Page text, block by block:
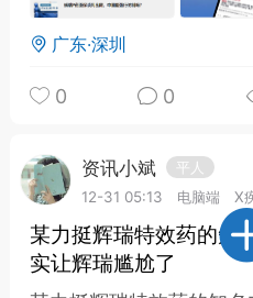
明胃经
0
谷气为根
《黄帝内
广东·深圳
0 0
资讯小斌
平人
12-31 05:13
电脑端 X
某力挺辉瑞特效药的知
实让辉瑞尴尬了